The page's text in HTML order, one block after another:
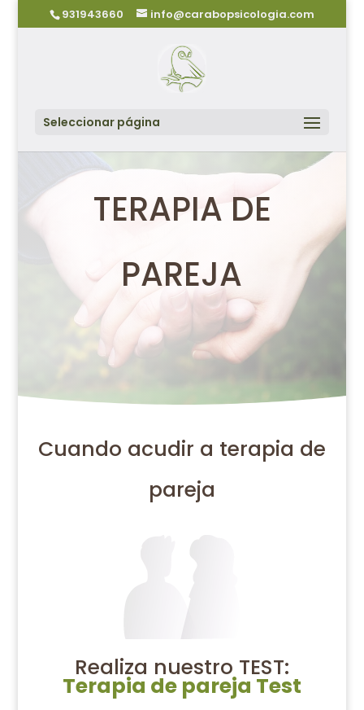
931943660 info@carabopsicologia.com
Seleccionar página
TERAPIA DE
PAREJA
Cuando acudir a terapia de
pareja
Realiza nuestro TEST:
Terapia de pareja Test